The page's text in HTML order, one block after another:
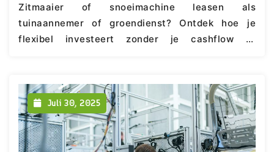
Zitmaaier of snoeimachine leasen als
tuinaannemer of groendienst? Ontdek hoe je
flexibel investeert zonder je cashflow te
Juli 30, 2025